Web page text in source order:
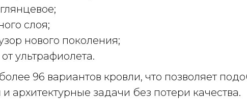
слоя;
нового поколения;
ультрафиолета.
96 вариантов кровли, что позволяет
задачи без потери качества.